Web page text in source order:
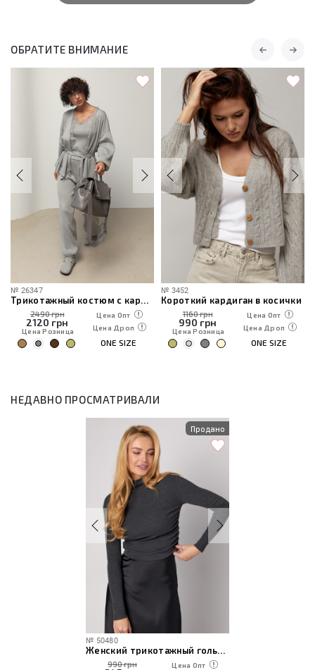
ОБРАТИТЕ ВНИМАНИЕ
№ 26347
Трикотажный костюм с кардиганом, топом и брюками
2490 грн
2120 грн
Цена Розница
Цена Опт
Цена Дроп
ONE SIZE
№ 3452
Короткий кардиган в косички
1160 грн
990 грн
Цена Розница
Цена Опт
Цена Дроп
ONE SIZE
НЕДАВНО ПРОСМАТРИВАЛИ
Продано
№ 50480
Женский трикотажный гольф с драпировкой
990 грн Цена Опт